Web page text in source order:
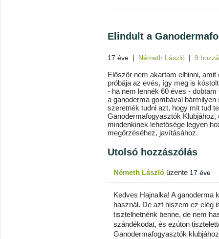
Elindult a
17 éve | Németh László | 9
Először nem akartam elhinni,
próbája az evés, így meg is
- ha nem lennék 60 éves -
a ganoderma gombával
szeretnék tudni azt, hogy mit tud
Ganodermafogyasztók
mindenkinek lehetősége legyen
megőrzéséhez, javításához.
Utolsó hozzászólás
Németh László üzente 17 éve
Kedves Hajnalka! A ganoderma
használ. De azt hiszem ez elég
tisztelhetnénk benne, de nem
szándékodat, és ezúton
Ganodermafogyasztók